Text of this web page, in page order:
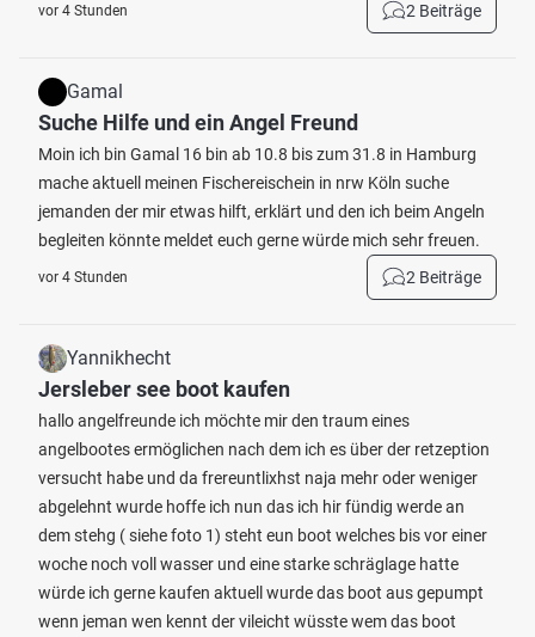
vor 4 Stunden 2 Beiträge
Gamal
Suche Hilfe und ein Angel Freund
Moin ich bin Gamal 16 bin ab 10.8 bis zum 31.8 in Hamburg
mache aktuell meinen Fischereischein in nrw Köln suche
jemanden der mir etwas hilft, erklärt und den ich beim Angeln
begleiten könnte meldet euch gerne würde mich sehr freuen.
vor 4 Stunden 2 Beiträge
Yannikhecht
Jersleber see boot kaufen
hallo angelfreunde ich möchte mir den traum eines
angelbootes ermöglichen nach dem ich es über der retzeption
versucht habe und da frereuntlixhst naja mehr oder weniger
abgelehnt wurde hoffe ich nun das ich hir fündig werde an
dem stehg ( siehe foto 1) steht eun boot welches bis vor einer
woche noch voll wasser und eine starke schräglage hatte
würde ich gerne kaufen aktuell wurde das boot aus gepumpt
wenn jeman wen kennt der vileicht wüsste wem das boot